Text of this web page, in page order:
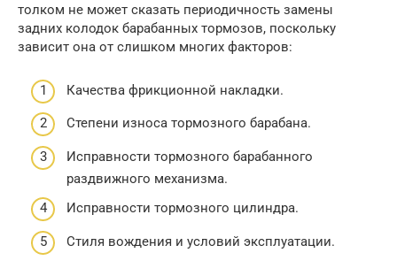
толком не может сказать периодичность замены
задних колодок барабанных тормозов, поскольку
зависит она от слишком многих факторов:
Качества фрикционной накладки.
Степени износа тормозного барабана.
Исправности тормозного барабанного
раздвижного механизма.
Исправности тормозного цилиндра.
Стиля вождения и условий эксплуатации.